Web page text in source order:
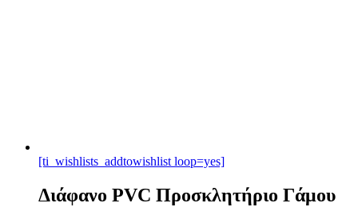
[ti_wishlists_addtowishlist loop=yes]
Διάφανο PVC Προσκλητήριο Γάμου